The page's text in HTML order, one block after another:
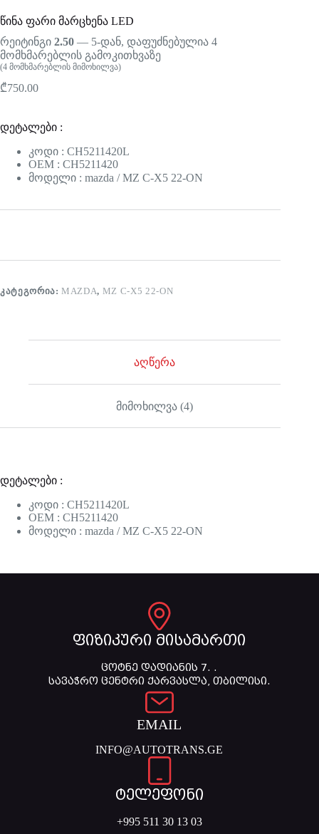
წინა ფარი მარცხენა LED
რეიტინგი 2.50 — 5-დან, დაფუძნებულია 4
მომხმარებლის გამოკითხვაზე
(4 მომხმარებლის მიმოხილვა)
₾750.00
დეტალები :
კოდი : CH5211420L
OEM : CH5211420
მოდელი : mazda / MZ C-X5 22-ON
ᲙᲐᲢᲔᲒᲝᲠᲘᲐ:MAZDA, MZ C-X5 22-ON
აღწერა
მიმოხილვა (4)
დეტალები :
კოდი : CH5211420L
OEM : CH5211420
მოდელი : mazda / MZ C-X5 22-ON
ფიზიკური მისამართი
ცოტნე დადიანის 7. .
სავაჭრო ცენტრი ქარვასლა, თბილისი.
EMAIL
INFO@AUTOTRANS.GE
ტელეფონი
+995 511 30 13 03